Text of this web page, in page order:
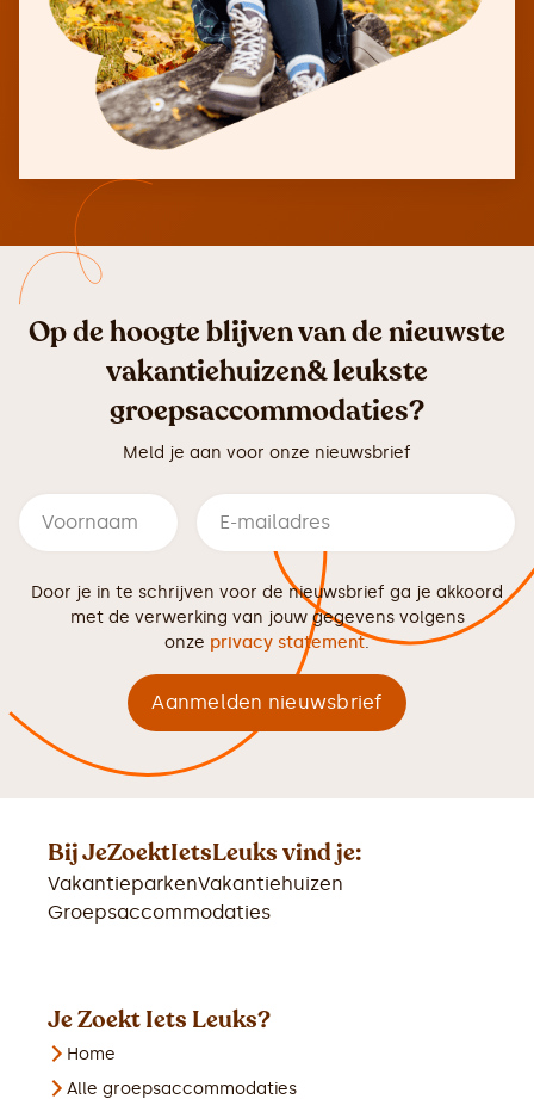
Op de hoogte blijven van de nieuwste
vakantiehuizen& leukste
groepsaccommodaties?
Meld je aan voor onze nieuwsbrief
Door je in te schrijven voor de nieuwsbrief ga je akkoord
met de verwerking van jouw gegevens volgens
onze privacy statement.
Bij JeZoektIetsLeuks vind je:
VakantieparkenVakantiehuizen
Groepsaccommodaties
Je Zoekt Iets Leuks?
Home
Alle groepsaccommodaties